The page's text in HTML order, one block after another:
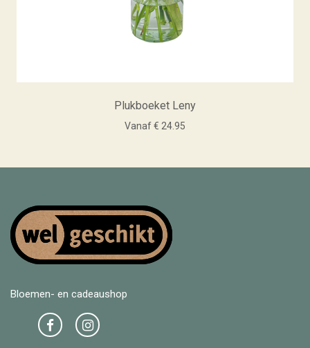
Plukboeket Leny
Vanaf € 24.95
Bloemen- en cadeaushop